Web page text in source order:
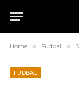
Home » Fudbal »
FUDBAL